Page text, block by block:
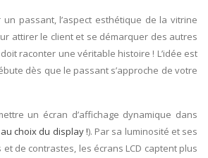
passant, l’aspect esthétique de la vitrine
attirer le client et se démarquer des autres
raconter une véritable histoire ! L’idée est
dès que le passant s’approche de votre
un écran d’affichage dynamique dans
choix du display !). Par sa luminosité et ses
et de contrastes, les écrans LCD captent plus